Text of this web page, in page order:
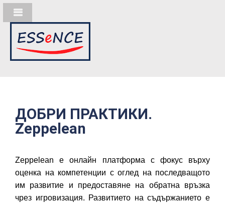
ДОБРИ ПРАКТИКИ.
Zeppelean
Zeppelean е онлайн платформа с фокус върху
оценка на компетенции с оглед на последващото
им развитие и предоставяне на обратна връзка
чрез игровизация. Развитието на съдържанието е